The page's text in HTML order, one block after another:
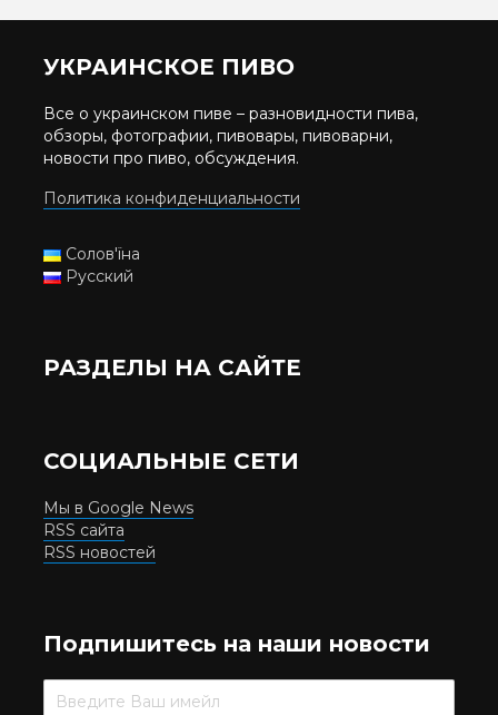
УКРАИНСКОЕ ПИВО
Все о украинском пиве – разновидности пива,
обзоры, фотографии, пивовары, пивоварни,
новости про пиво, обсуждения.
Политика конфиденциальности
Солов'їна
Русский
РАЗДЕЛЫ НА САЙТЕ
СОЦИАЛЬНЫЕ СЕТИ
Мы в Google News
RSS сайта
RSS новостей
Подпишитесь на наши новости